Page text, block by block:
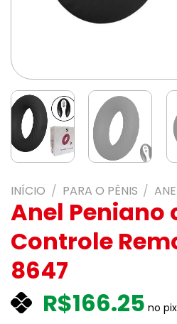
INÍCIO / PARA O PÊNIS /
Anel Peniano
Controle
8647
R$166.25 no pix